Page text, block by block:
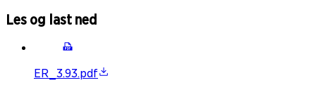
Les og last ned
ER_3.93.pdf